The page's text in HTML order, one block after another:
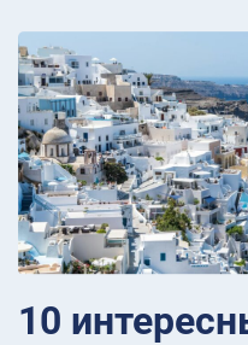
10